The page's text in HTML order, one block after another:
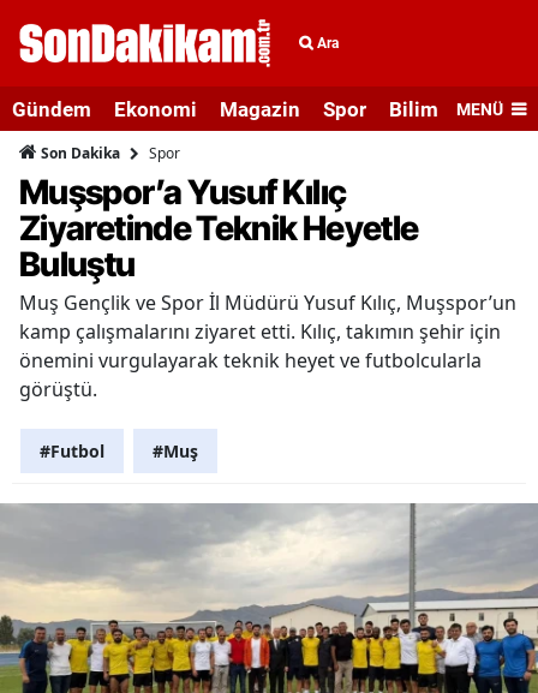
Ara
Gündem Ekonomi Magazin Spor Bilim veMENÜ
Son Dakika Spor
Muşspor’a Yusuf Kılıç
Ziyaretinde Teknik Heyetle
Buluştu
Muş Gençlik ve Spor İl Müdürü Yusuf Kılıç, Muşspor’un
kamp çalışmalarını ziyaret etti. Kılıç, takımın şehir için
önemini vurgulayarak teknik heyet ve futbolcularla
görüştü.
#Futbol #Muş